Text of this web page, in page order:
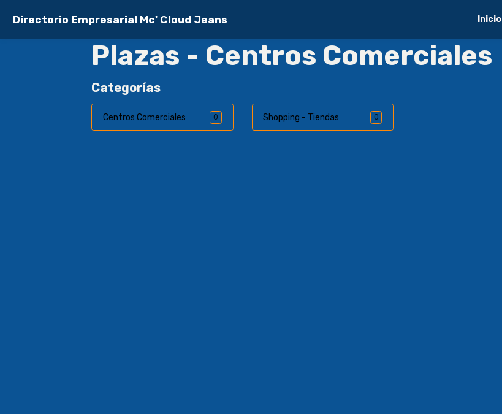
Directorio Empresarial Mc' Cloud Jeans Inicio
Plazas - Centros Comerciales
Categorías
Centros Comerciales 0 Shopping - Tiendas 0